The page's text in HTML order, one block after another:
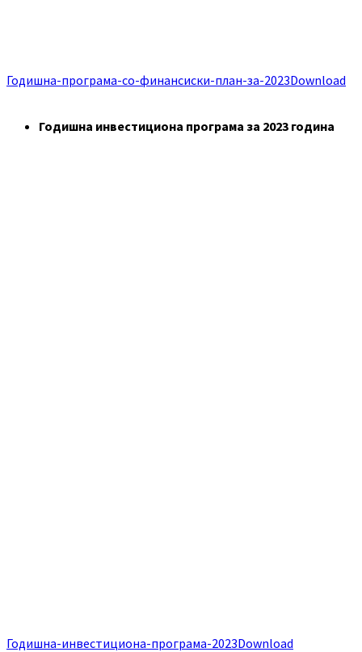
Годишна-програма-со-финансиски-план-за-2023Download
Годишна инвестициона програма за 2023 година
Годишна-инвестициона-програма-2023Download